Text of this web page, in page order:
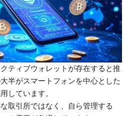
ティブウォレットが存在すると推
半がスマートフォンを中心とした
しています。
取引所ではなく、自ら管理する